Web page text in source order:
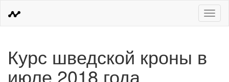
Меню
Курс шведской кроны в
июле 2018 года